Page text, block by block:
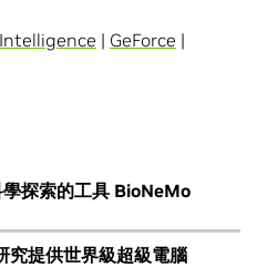
| GeForce |
探索的工具 BioNeMo
究提供世界級超級電腦